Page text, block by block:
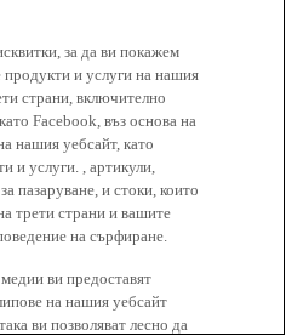
за да ви покажем
и услуги на нашия
страни, включително
Facebook, въз основа на
нашия уебсайт, като
и услуги. , артикули,
пазаруване, и стоки, които
трети страни и вашите
на сърфиране.
ви предоставят
на нашия уебсайт
ви позволяват лесно да